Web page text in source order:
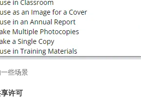
些场景
许可